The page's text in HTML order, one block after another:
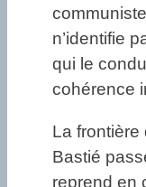
n’identifie
qui le
cohérence
La frontière
Bastié
reprend en